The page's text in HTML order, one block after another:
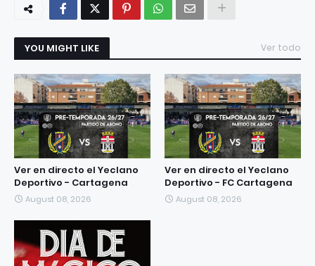
YOU MIGHT LIKE Ver todo
Ver en directo el Yeclano
Deportivo - Cartagena
August 08, 2026
Ver en directo el Yeclano
Deportivo - FC Cartagena
August 08, 2026